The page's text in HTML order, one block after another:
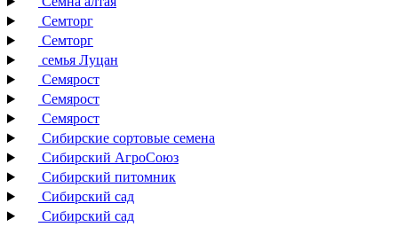
Семторг
Семторг
семья Луцан
Семярост
Семярост
Семярост
Сибирские сортовые семена
Сибирский АгроСоюз
Сибирский питомник
Сибирский сад
Сибирский сад